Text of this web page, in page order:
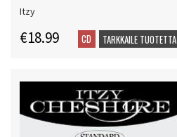
Itzy
€18.99 CD TARKKAILE TUOTETTA